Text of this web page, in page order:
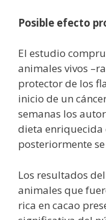
Posible efecto
El estudio
animales vivos
protector de los
inicio de un
semanas los
dieta enriquecida
posteriormente
Los resultados
animales que
rica en cacao